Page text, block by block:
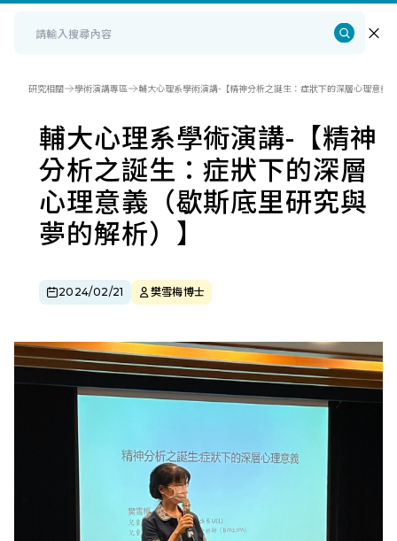
研究相關 學術演講專區 輔大心理系學術演講-【精神分析之誕生：症狀下的深層心理意義
輔大心理系學術演講-【精神
分析之誕生：症狀下的深層
心理意義（歇斯底里研究與
夢的解析）】
2024/02/21 樊雪梅博士